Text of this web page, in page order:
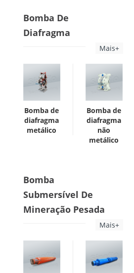
Bomba De
Diafragma
Mais+
Bomba de
diafragma
metálico
Bomba de
diafragma
não
metálico
Bomba
Submersível De
Mineração Pesada
Mais+